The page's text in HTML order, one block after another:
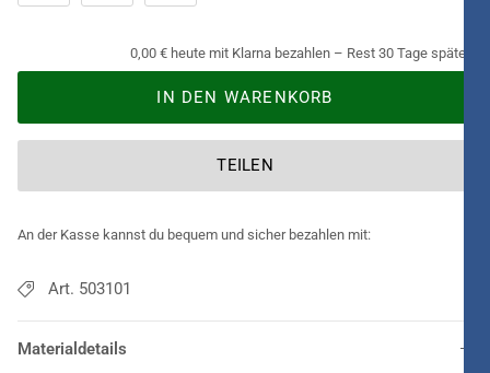
0,00 € heute mit Klarna bezahlen – Rest 30 Tage später.
IN DEN WARENKORB
TEILEN
An der Kasse kannst du bequem und sicher bezahlen mit:
Art. 503101
Materialdetails